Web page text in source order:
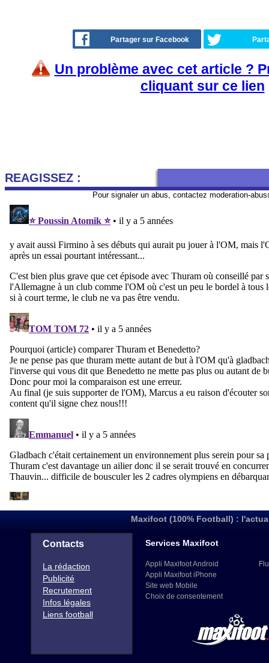
Partager sur Facebook
Un problème avec cet article ?
cliquant sur ce lien
REAGISSEZ :
Pour signaler un abus, contactez moderation-
Maxifoot (100% Football) :
Contacts
La rédaction
Publicité
Recrutement
Infos légales
Liens football
Services Maxifoot
Appli Maxifoot Android
Appli Maxifoot iPhone
Site web Mobile
Choix de consentement